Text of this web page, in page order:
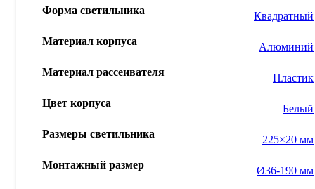
Форма светильника Квадратный
Материал корпуса Алюминий
Материал рассеивателя Пластик
Цвет корпуса Белый
Размеры светильника 225×20 мм
Монтажный размер Ø36-190 мм